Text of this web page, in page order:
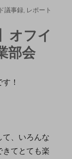
議事録 レポート
オフイ
部会
！
て、いろんな
てとても楽